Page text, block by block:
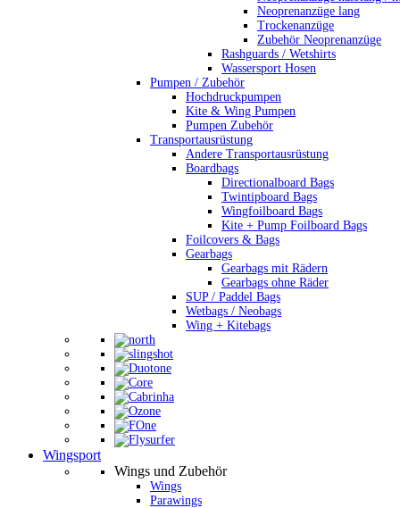
Neoprenanzüge lang
Trockenanzüge
Zubehör Neoprenanzüge
Rashguards / Wetshirts
Wassersport Hosen
Pumpen / Zubehör
Hochdruckpumpen
Kite & Wing Pumpen
Pumpen Zubehör
Transportausrüstung
Andere Transportausrüstung
Boardbags
Directionalboard Bags
Twintipboard Bags
Wingfoilboard Bags
Kite + Pump Foilboard Bags
Foilcovers & Bags
Gearbags
Gearbags mit Rädern
Gearbags ohne Räder
SUP / Paddel Bags
Wetbags / Neobags
Wing + Kitebags
Wingsport
Wings und Zubehör
Wings
Parawings